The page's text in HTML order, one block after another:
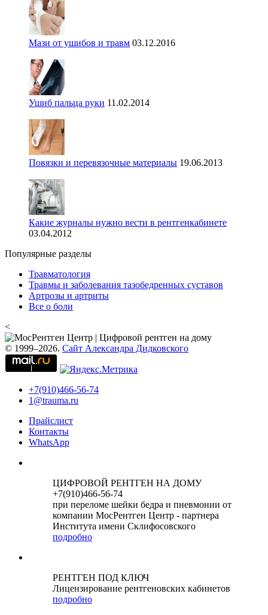
Мази от ушибов и травм 03.12.2016
Ушиб пальца руки 11.02.2014
Повязки и перевязочные материалы 19.06.2013
Какие журналы нужно вести в рентгенкабинете
03.04.2012
Популярные разделы
Травматология
Травмы и заболевания тазобедренных суставов
Артрозы и артриты
Все о боли
<
© 1999–2026. Сайт Александра Дидковского
+7(910)466-56-74
1@trauma.ru
Прайслист
Контакты
WhatsApp
ЦИФРОВОЙ РЕНТГЕН НА ДОМУ
+7(910)466-56-74
при переломе шейки бедра и пневмонии от
компании МосРентген Центр - партнера
Института имени Склифосовского
подробно
РЕНТГЕН ПОД КЛЮЧ
Лицензирование рентгеновских кабинетов
подробно